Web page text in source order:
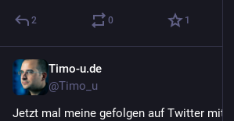
2 0 1
Timo-u.de
@Timo_u
Jetzt mal meine gefolgen auf Twitter mit